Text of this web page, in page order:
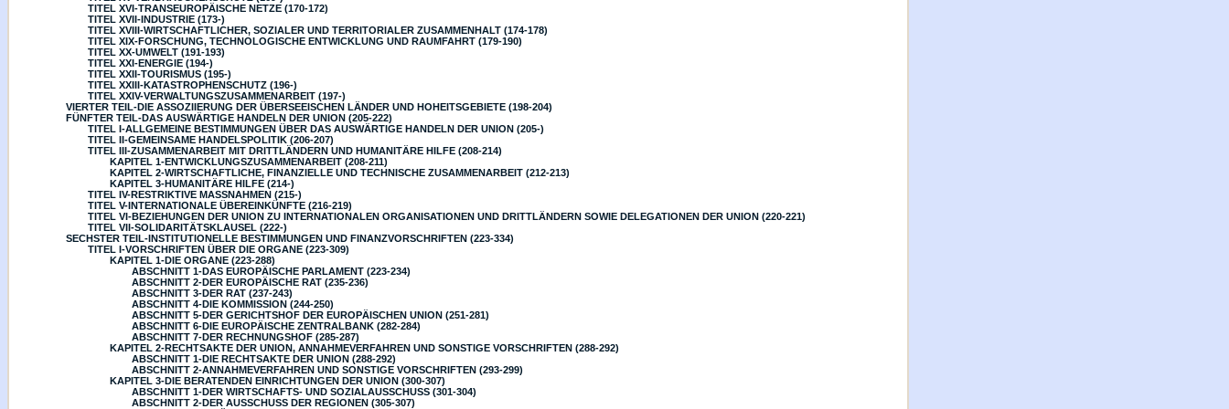
TITEL XVI-TRANSEUROPÄISCHE NETZE (170-172)
TITEL XVII-INDUSTRIE (173-)
TITEL XVIII-WIRTSCHAFTLICHER, SOZIALER UND TERRITORIALER ZUSAMMENHALT (174-178)
TITEL XIX-FORSCHUNG, TECHNOLOGISCHE ENTWICKLUNG UND RAUMFAHRT (179-190)
TITEL XX-UMWELT (191-193)
TITEL XXI-ENERGIE (194-)
TITEL XXII-TOURISMUS (195-)
TITEL XXIII-KATASTROPHENSCHUTZ (196-)
TITEL XXIV-VERWALTUNGSZUSAMMENARBEIT (197-)
VIERTER TEIL-DIE ASSOZIIERUNG DER ÜBERSEEISCHEN LÄNDER UND HOHEITSGEBIETE (198-204)
FÜNFTER TEIL-DAS AUSWÄRTIGE HANDELN DER UNION (205-222)
TITEL I-ALLGEMEINE BESTIMMUNGEN ÜBER DAS AUSWÄRTIGE HANDELN DER UNION (205-)
TITEL II-GEMEINSAME HANDELSPOLITIK (206-207)
TITEL III-ZUSAMMENARBEIT MIT DRITTLÄNDERN UND HUMANITÄRE HILFE (208-214)
KAPITEL 1-ENTWICKLUNGSZUSAMMENARBEIT (208-211)
KAPITEL 2-WIRTSCHAFTLICHE, FINANZIELLE UND TECHNISCHE ZUSAMMENARBEIT (212-213)
KAPITEL 3-HUMANITÄRE HILFE (214-)
TITEL IV-RESTRIKTIVE MASSNAHMEN (215-)
TITEL V-INTERNATIONALE ÜBEREINKÜNFTE (216-219)
TITEL VI-BEZIEHUNGEN DER UNION ZU INTERNATIONALEN ORGANISATIONEN UND DRITTLÄNDERN SOWIE DELEGATIONEN DER UNION (220-221)
TITEL VII-SOLIDARITÄTSKLAUSEL (222-)
SECHSTER TEIL-INSTITUTIONELLE BESTIMMUNGEN UND FINANZVORSCHRIFTEN (223-334)
TITEL I-VORSCHRIFTEN ÜBER DIE ORGANE (223-309)
KAPITEL 1-DIE ORGANE (223-288)
ABSCHNITT 1-DAS EUROPÄISCHE PARLAMENT (223-234)
ABSCHNITT 2-DER EUROPÄISCHE RAT (235-236)
ABSCHNITT 3-DER RAT (237-243)
ABSCHNITT 4-DIE KOMMISSION (244-250)
ABSCHNITT 5-DER GERICHTSHOF DER EUROPÄISCHEN UNION (251-281)
ABSCHNITT 6-DIE EUROPÄISCHE ZENTRALBANK (282-284)
ABSCHNITT 7-DER RECHNUNGSHOF (285-287)
KAPITEL 2-RECHTSAKTE DER UNION, ANNAHMEVERFAHREN UND SONSTIGE VORSCHRIFTEN (288-292)
ABSCHNITT 1-DIE RECHTSAKTE DER UNION (288-292)
ABSCHNITT 2-ANNAHMEVERFAHREN UND SONSTIGE VORSCHRIFTEN (293-299)
KAPITEL 3-DIE BERATENDEN EINRICHTUNGEN DER UNION (300-307)
ABSCHNITT 1-DER WIRTSCHAFTS- UND SOZIALAUSSCHUSS (301-304)
ABSCHNITT 2-DER AUSSCHUSS DER REGIONEN (305-307)